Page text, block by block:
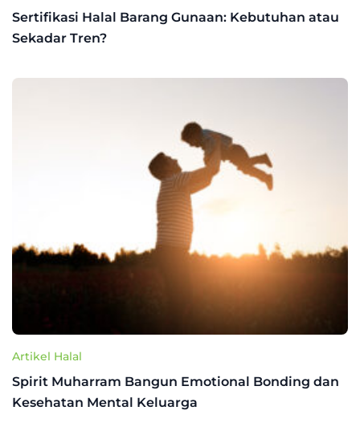
Sertifikasi Halal Barang Gunaan: Kebutuhan atau
Sekadar Tren?
Artikel Halal
Spirit Muharram Bangun Emotional Bonding dan
Kesehatan Mental Keluarga